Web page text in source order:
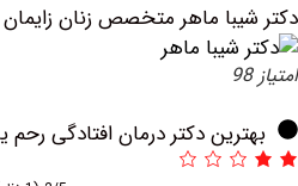
ماهر متخصص زنان زایمان
دکتر درمان افتادگی رحم یزد